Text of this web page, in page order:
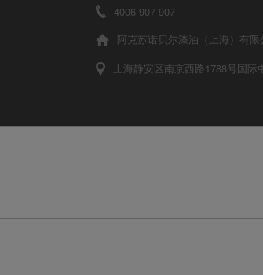
4006-907-907
阿克苏诺贝尔漆油（上海）有限
上海静安区南京西路1788号国际